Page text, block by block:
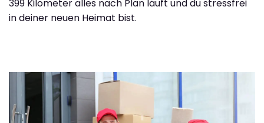
399 Kilometer alles nach Plan läuft und du stressfrei
in deiner neuen Heimat bist.